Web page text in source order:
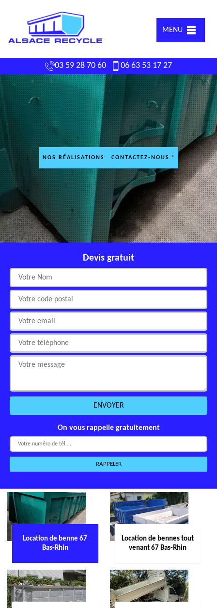
MENU
03 59 28 70 60 06 63 53 17 27
NOS RÉALISATIONS CONTACTEZ-NOUS !
Devis gratuit
On vous rappelle gratuitement
Location de benne 67
Bas-Rhin
Location de bennes tout
venant 67 Bas-Rhin